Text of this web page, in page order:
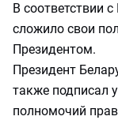
В соответствии
сложило свои
Президентом.
Президент
также подписал
полномочий